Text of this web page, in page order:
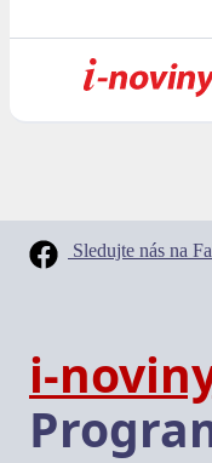
Sledujte nás na
i-